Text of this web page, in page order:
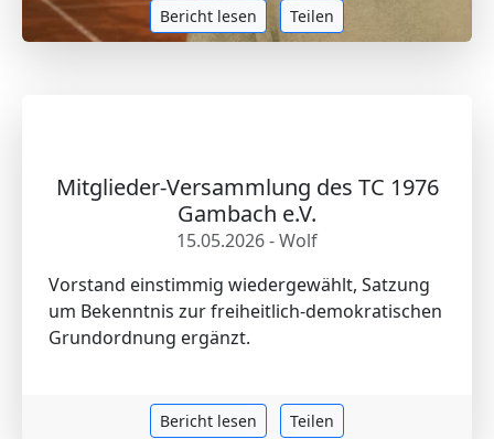
Bericht lesen Teilen
Mitglieder-Versammlung des TC 1976
Gambach e.V.
15.05.2026 - Wolf
Vorstand einstimmig wiedergewählt, Satzung
um Bekenntnis zur freiheitlich-demokratischen
Grundordnung ergänzt.
Bericht lesen Teilen